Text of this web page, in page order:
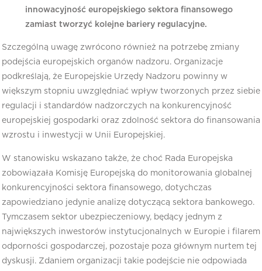
innowacyjność europejskiego sektora finansowego
zamiast tworzyć kolejne bariery regulacyjne.
Szczególną uwagę zwrócono również na potrzebę zmiany
podejścia europejskich organów nadzoru. Organizacje
podkreślają, że Europejskie Urzędy Nadzoru powinny w
większym stopniu uwzględniać wpływ tworzonych przez siebie
regulacji i standardów nadzorczych na konkurencyjność
europejskiej gospodarki oraz zdolność sektora do finansowania
wzrostu i inwestycji w Unii Europejskiej.
W stanowisku wskazano także, że choć Rada Europejska
zobowiązała Komisję Europejską do monitorowania globalnej
konkurencyjności sektora finansowego, dotychczas
zapowiedziano jedynie analizę dotyczącą sektora bankowego.
Tymczasem sektor ubezpieczeniowy, będący jednym z
największych inwestorów instytucjonalnych w Europie i filarem
odporności gospodarczej, pozostaje poza głównym nurtem tej
dyskusji. Zdaniem organizacji takie podejście nie odpowiada